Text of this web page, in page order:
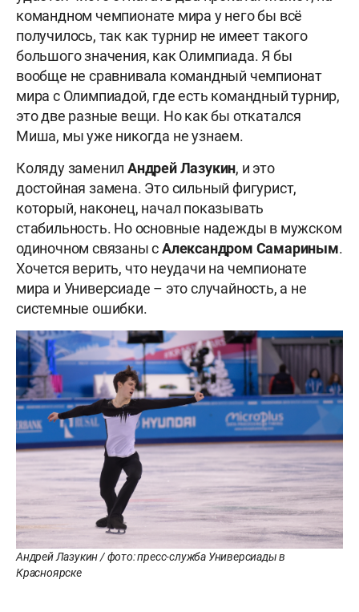
командном чемпионате мира у него бы всё
получилось, так как турнир не имеет такого
большого значения, как Олимпиада. Я бы
вообще не сравнивала командный чемпионат
мира с Олимпиадой, где есть командный турнир,
это две разные вещи. Но как бы откатался
Миша, мы уже никогда не узнаем.
Коляду заменил Андрей Лазукин, и это
достойная замена. Это сильный фигурист,
который, наконец, начал показывать
стабильность. Но основные надежды в мужском
одиночном связаны сАлександром Самариным.
Хочется верить, что неудачи на чемпионате
мира и Универсиаде – это случайность, а не
системные ошибки.
Андрей Лазукин / фото: пресс-служба Универсиады в
Красноярске